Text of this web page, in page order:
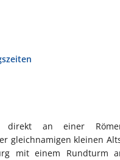
direkt an einer
gleichnamigen kleinen
mit einem Rundturm